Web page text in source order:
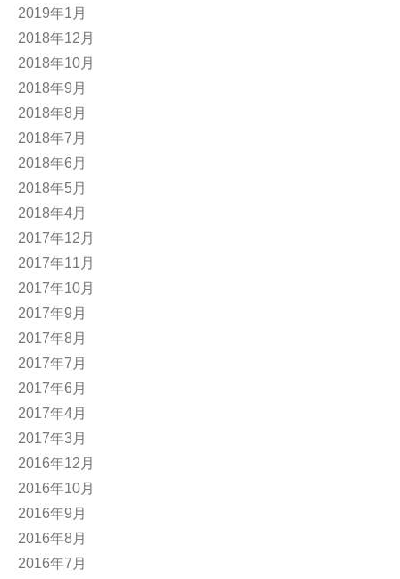
2019年1月
2018年12月
2018年10月
2018年9月
2018年8月
2018年7月
2018年6月
2018年5月
2018年4月
2017年12月
2017年11月
2017年10月
2017年9月
2017年8月
2017年7月
2017年6月
2017年4月
2017年3月
2016年12月
2016年10月
2016年9月
2016年8月
2016年7月